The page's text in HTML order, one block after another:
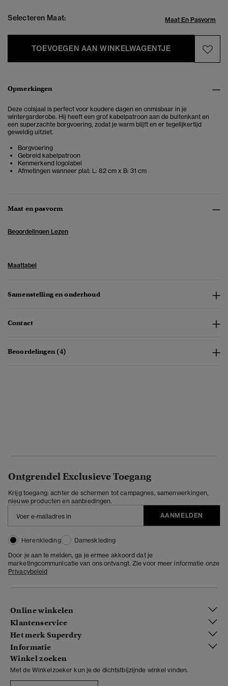
Selecteren Maat: Maat En Pasvorm
TOEVOEGEN AAN WINKELWAGENTJE
Opmerkingen
Deze colsjaal is perfect voor koudere dagen en onmisbaar in je
wintergarderobe. Hij heeft een grof kabelpatroon aan de buitenkant en
een superzachte borgvoering, zodat je warm blijft en er tegelijkertijd
geweldig uitziet.
Borgvoering
Gebreid kabelpatroon
Kenmerkend logolabel
Afmetingen wanneer plat: L: 82 cm x B: 31 cm
Maat en pasvorm
Beoordelingen Lezen
Maattabel
Samenstelling en onderhoud
Contact
Beoordelingen (4)
Ontgrendel Exclusieve Toegang
Krijg toegang: achter de schermen tot campagnes, samenwerkingen,
nieuwe producten en aanbiedingen.
AANMELDEN
Herenkleding
Dameskleding
Door je aan te melden, ga je ermee akkoord dat je
marketingcommunicatie van ons ontvangt. Zie voor meer informatie onze
Privacybeleid
Online winkelen
Klantenservice
Het merk Superdry
Informatie
Winkel zoeken
Met de Winkelzoeker kun je de dichtstbijzijnde winkel vinden.